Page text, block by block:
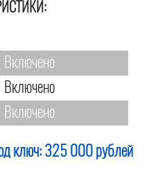
Включено
Включено
Включено
ключ: 325 000 рублей